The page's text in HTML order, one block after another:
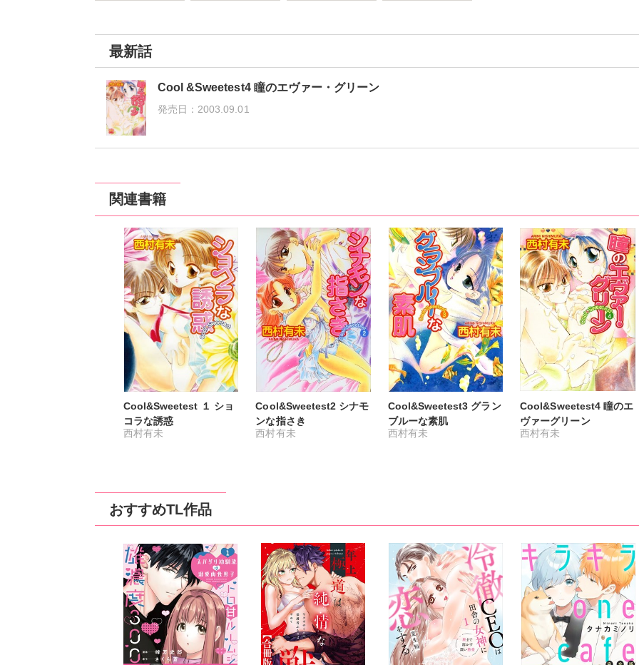
最新話
Cool &Sweetest4 瞳のエヴァー・グリーン
発売日： 2003.09.01
関連書籍
Cool&Sweetest １ ショ
コラな誘惑
西村有未
Cool&Sweetest2 シナモ
ンな指さき
西村有未
Cool&Sweetest3 グラン
ブルーな素肌
西村有未
Cool&Sweetest4 瞳のエ
ヴァーグリーン
西村有未
おすすめTL作品